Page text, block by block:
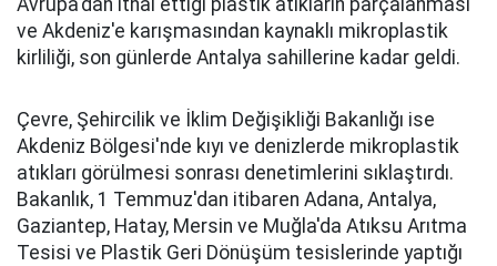
Avrupa'dan ithal ettiği plastik atıkların parçalanması
ve Akdeniz'e karışmasından kaynaklı mikroplastik
kirliliği, son günlerde Antalya sahillerine kadar geldi.
Çevre, Şehircilik ve İklim Değişikliği Bakanlığı ise
Akdeniz Bölgesi'nde kıyı ve denizlerde mikroplastik
atıkları görülmesi sonrası denetimlerini sıklaştırdı.
Bakanlık, 1 Temmuz'dan itibaren Adana, Antalya,
Gaziantep, Hatay, Mersin ve Muğla'da Atıksu Arıtma
Tesisi ve Plastik Geri Dönüşüm tesislerinde yaptığı